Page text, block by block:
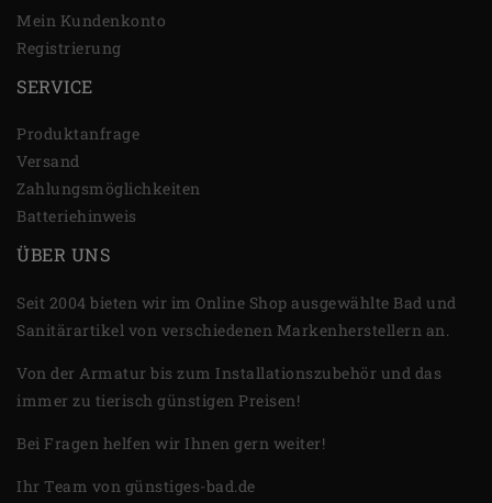
Mein Kundenkonto
Registrierung
SERVICE
Produktanfrage
Versand
Zahlungsmöglichkeiten
Batteriehinweis
ÜBER UNS
Seit 2004 bieten wir im Online Shop ausgewählte Bad und
Sanitärartikel von verschiedenen Markenherstellern an.
Von der Armatur bis zum Installationszubehör und das
immer zu tierisch günstigen Preisen!
Bei Fragen helfen wir Ihnen gern weiter!
Ihr Team von günstiges-bad.de